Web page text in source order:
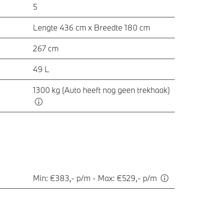
5
Lengte 436 cm x Breedte 180 cm
267 cm
49 L
1300 kg (Auto heeft nog geen trekhaak)
Min: €383,- p/m - Max: €529,- p/m